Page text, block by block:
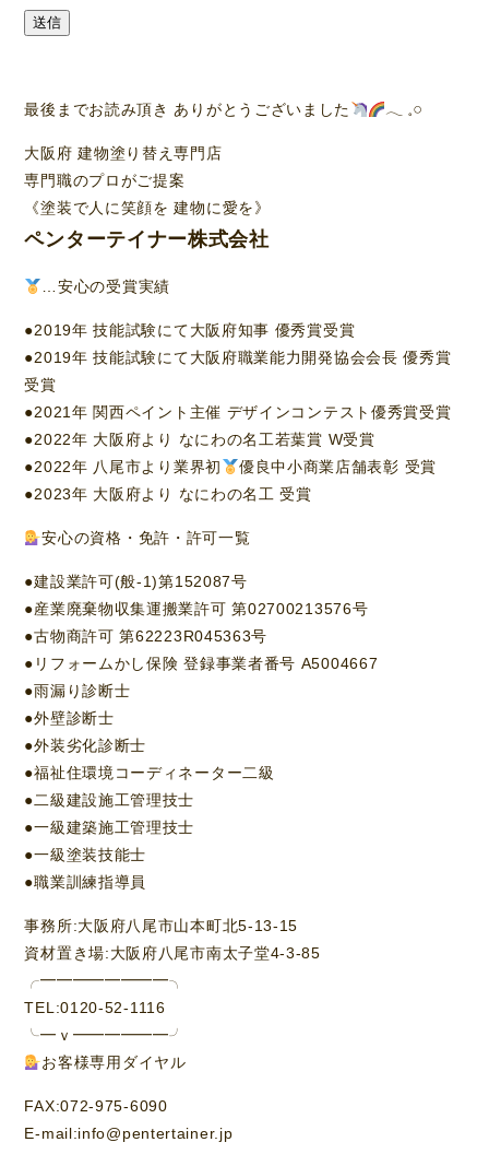
送信
最後までお読み頂き ありがとうございました ‪𓂃 𓈒𓏸
大阪府 建物塗り替え専門店
専門職のプロがご提案
《塗装で人に笑顔を 建物に愛を》
ペンターテイナー株式会社
…安心の受賞実績
●2019年 技能試験にて大阪府知事 優秀賞受賞
●2019年 技能試験にて大阪府職業能力開発協会会長 優秀賞
受賞
●2021年 関西ペイント主催 デザインコンテスト優秀賞受賞
●2022年 大阪府より なにわの名工若葉賞 W受賞
●2022年 八尾市より業界初
優良中小商業店舗表彰 受賞
●2023年 大阪府より なにわの名工 受賞
安心の資格・免許・許可一覧
●建設業許可(般-1)第152087号
●産業廃棄物収集運搬業許可 第02700213576号
●古物商許可 第62223R045363号
●リフォームかし保険 登録事業者番号 A5004667
●雨漏り診断士
●外壁診断士
●外装劣化診断士
●福祉住環境コーディネーター二級
●二級建設施工管理技士
●一級建築施工管理技士
●一級塗装技能士
●職業訓練指導員
事務所:大阪府八尾市山本町北5-13-15
資材置き場:大阪府八尾市南太子堂4-3-85
╭━━━━━━━━╮
TEL:0120-52-1116
╰━ｖ━━━━━━╯
お客様専用ダイヤル
FAX:072-975-6090
E-mail:info@pentertainer.jp